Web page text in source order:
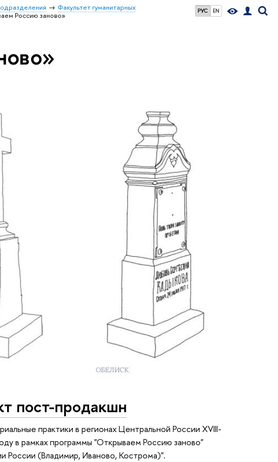
РУС EN
Факультет гуманитарных
Россию заново»
пост-продакшн
практики в регионах Центральной России XVIII-
в рамках программы "Открываем Россию заново"
России (Владимир, Иваново, Кострома)".